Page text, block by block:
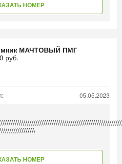
НОМЕР
МАЧТОВЫЙ ПМГ
руб.
05.05.2023
НОМЕР